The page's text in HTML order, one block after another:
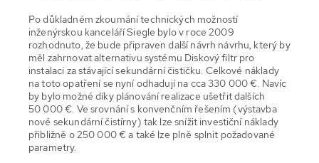
Po důkladném zkoumání technických možností
inženýrskou kanceláří Siegle bylo v roce 2009
rozhodnuto, že bude připraven další návrh návrhu, který by
měl zahrnovat alternativu systému Diskový filtr pro
instalaci za stávající sekundární čističku. Celkové náklady
na toto opatření se nyní odhadují na cca 330 000 €. Navíc
by bylo možné díky plánování realizace ušetřit dalších
50 000 €. Ve srovnání s konvenčním řešením (výstavba
nové sekundární čistírny) tak lze snížit investiční náklady
přibližně o 250 000 € a také lze plně splnit požadované
parametry.